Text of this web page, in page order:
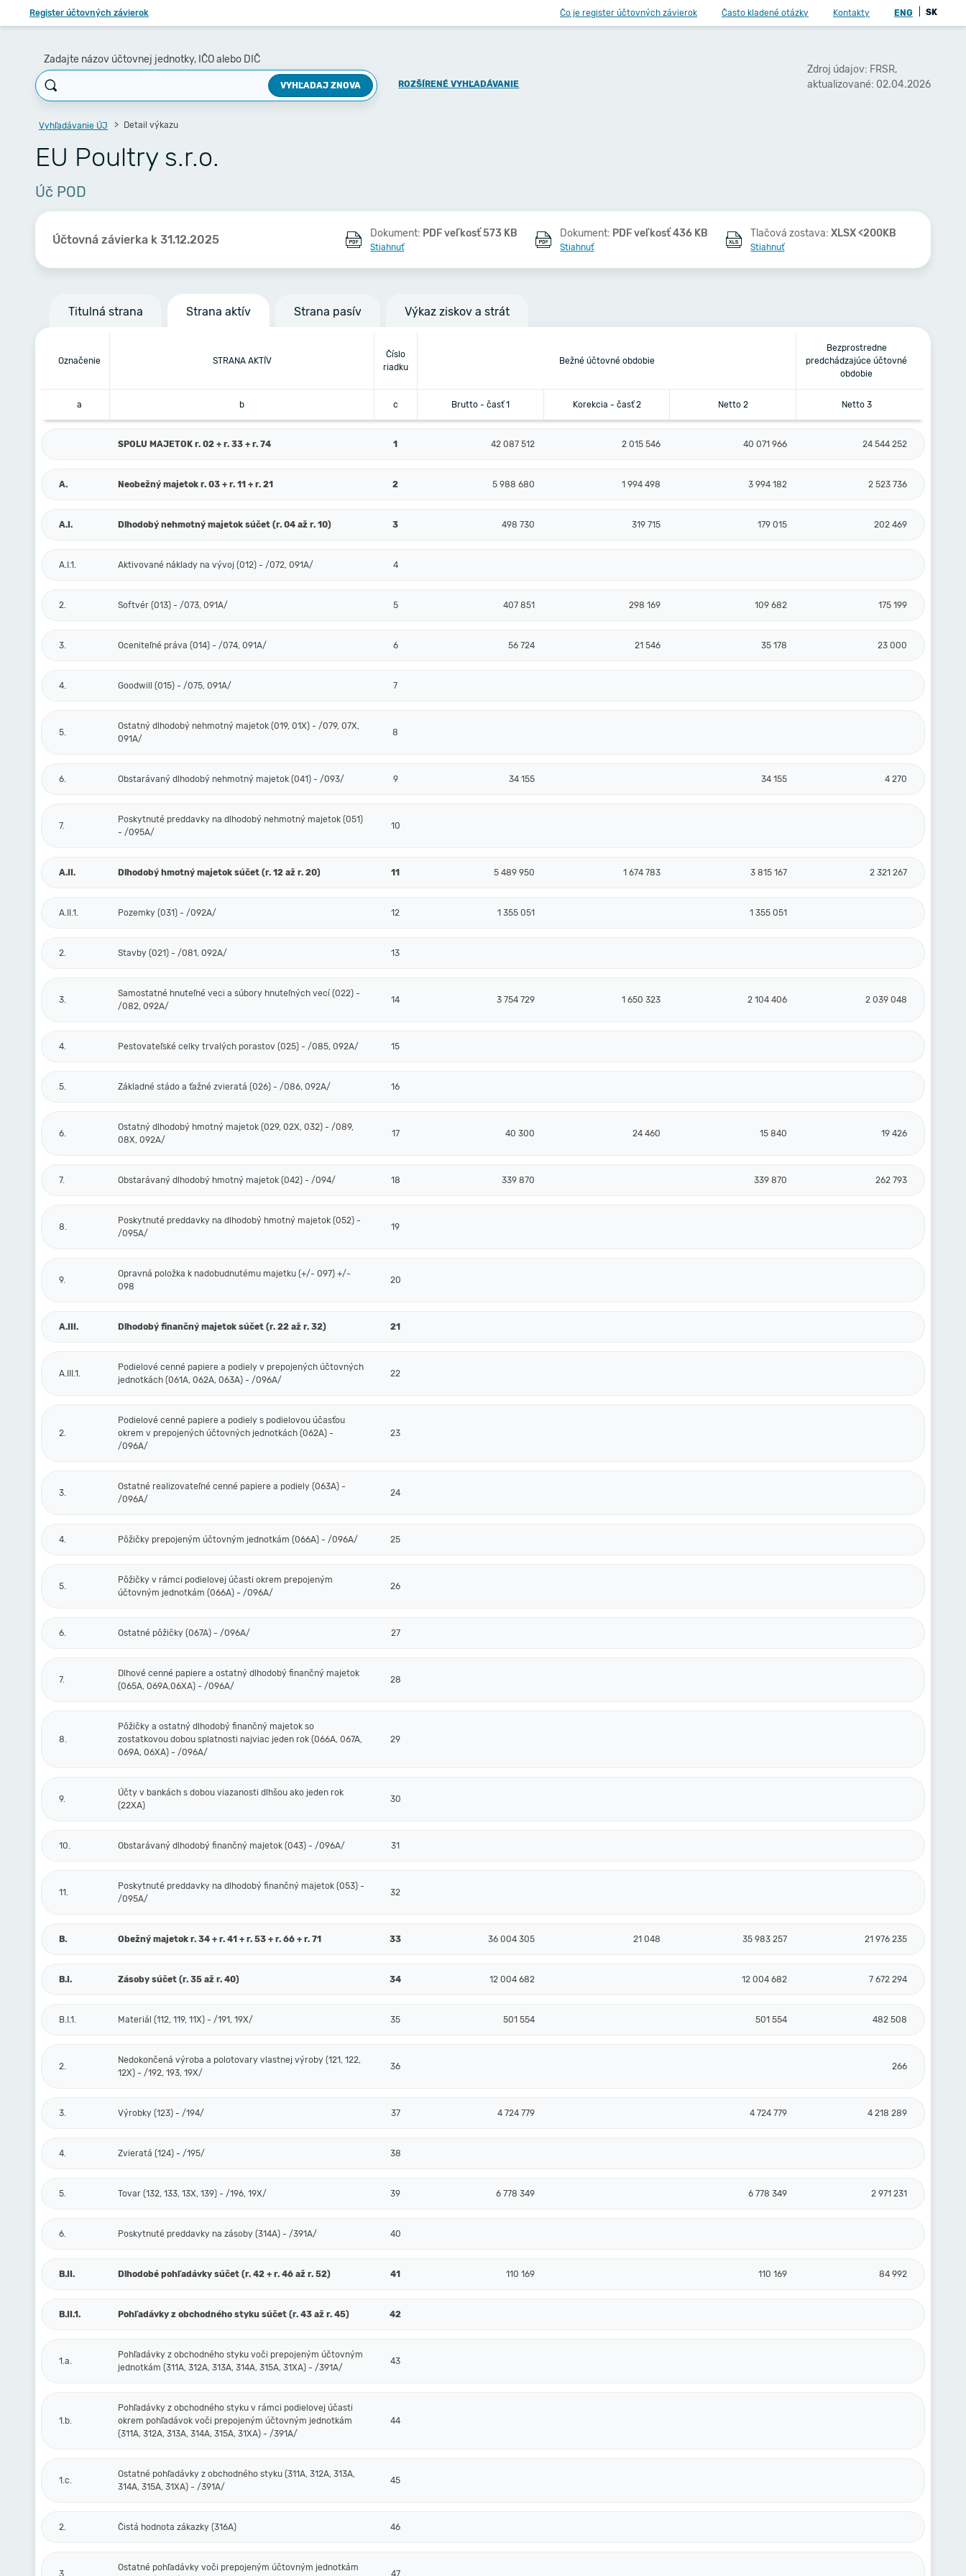
Register účtovných závierok Čo je register účtovných závierok Často kladené otázky Kontakty ENG SK
Zadajte názov účtovnej jednotky, IČO alebo DIČ
VYHĽADAJ ZNOVA ROZŠÍRENÉ VYHĽADÁVANIE
Zdroj údajov: FRSR,
aktualizované: 02.04.2026
Vyhľadávanie ÚJ Detail výkazu
EU Poultry s.r.o.
Úč POD
Účtovná závierka k 31.12.2025 Dokument: PDF veľkosť 573 KB
Stiahnuť
Dokument: PDF veľkosť 436 KB
Stiahnuť
Tlačová zostava:XLSX <200KB
Stiahnuť
Titulná strana Strana aktív Strana pasív Výkaz ziskov a strát
Označenie STRANA AKTÍV
Číslo
riadku
Bežné účtovné obdobie
Bezprostredne
predchádzajúce účtovné
obdobie
a b c Brutto - časť 1 Korekcia - časť 2 Netto 2 Netto 3
SPOLU MAJETOK r. 02 + r. 33 + r. 74 1 42 087 512 2 015 546 40 071 966 24 544 252
A. Neobežný majetok r. 03 + r. 11 + r. 21 2 5 988 680 1 994 498 3 994 182 2 523 736
A.I. Dlhodobý nehmotný majetok súčet (r. 04 až r. 10) 3 498 730 319 715 179 015 202 469
A.I.1. Aktivované náklady na vývoj (012) - /072, 091A/ 4
2. Softvér (013) - /073, 091A/ 5 407 851 298 169 109 682 175 199
3. Oceniteľné práva (014) - /074, 091A/ 6 56 724 21 546 35 178 23 000
4. Goodwill (015) - /075, 091A/ 7
5.
Ostatný dlhodobý nehmotný majetok (019, 01X) - /079, 07X,
091A/
8
6. Obstarávaný dlhodobý nehmotný majetok (041) - /093/ 9 34 155 34 155 4 270
7.
Poskytnuté preddavky na dlhodobý nehmotný majetok (051)
- /095A/
10
A.II. Dlhodobý hmotný majetok súčet (r. 12 až r. 20) 11 5 489 950 1 674 783 3 815 167 2 321 267
A.II.1. Pozemky (031) - /092A/ 12 1 355 051 1 355 051
2. Stavby (021) - /081, 092A/ 13
3.
Samostatné hnuteľné veci a súbory hnuteľných vecí (022) -
/082, 092A/
14 3 754 729 1 650 323 2 104 406 2 039 048
4. Pestovateľské celky trvalých porastov (025) - /085, 092A/ 15
5. Základné stádo a ťažné zvieratá (026) - /086, 092A/ 16
6.
Ostatný dlhodobý hmotný majetok (029, 02X, 032) - /089,
08X, 092A/
17 40 300 24 460 15 840 19 426
7. Obstarávaný dlhodobý hmotný majetok (042) - /094/ 18 339 870 339 870 262 793
8.
Poskytnuté preddavky na dlhodobý hmotný majetok (052) -
/095A/
19
9.
Opravná položka k nadobudnutému majetku (+/- 097) +/-
098
20
A.III. Dlhodobý finančný majetok súčet (r. 22 až r. 32) 21
A.III.1.
Podielové cenné papiere a podiely v prepojených účtovných
jednotkách (061A, 062A, 063A) - /096A/
22
2.
Podielové cenné papiere a podiely s podielovou účasťou
okrem v prepojených účtovných jednotkách (062A) -
/096A/
23
3.
Ostatné realizovateľné cenné papiere a podiely (063A) -
/096A/
24
4. Pôžičky prepojeným účtovným jednotkám (066A) - /096A/ 25
5.
Pôžičky v rámci podielovej účasti okrem prepojeným
účtovným jednotkám (066A) - /096A/
26
6. Ostatné pôžičky (067A) - /096A/ 27
7.
Dlhové cenné papiere a ostatný dlhodobý finančný majetok
(065A, 069A,06XA) - /096A/
28
8.
Pôžičky a ostatný dlhodobý finančný majetok so
zostatkovou dobou splatnosti najviac jeden rok (066A, 067A,
069A, 06XA) - /096A/
29
9.
Účty v bankách s dobou viazanosti dlhšou ako jeden rok
(22XA)
30
10. Obstarávaný dlhodobý finančný majetok (043) - /096A/ 31
11.
Poskytnuté preddavky na dlhodobý finančný majetok (053) -
/095A/
32
B. Obežný majetok r. 34 + r. 41 + r. 53 + r. 66 + r. 71 33 36 004 305 21 048 35 983 257 21 976 235
B.I. Zásoby súčet (r. 35 až r. 40) 34 12 004 682 12 004 682 7 672 294
B.I.1. Materiál (112, 119, 11X) - /191, 19X/ 35 501 554 501 554 482 508
2.
Nedokončená výroba a polotovary vlastnej výroby (121, 122,
12X) - /192, 193, 19X/
36 266
3. Výrobky (123) - /194/ 37 4 724 779 4 724 779 4 218 289
4. Zvieratá (124) - /195/ 38
5. Tovar (132, 133, 13X, 139) - /196, 19X/ 39 6 778 349 6 778 349 2 971 231
6. Poskytnuté preddavky na zásoby (314A) - /391A/ 40
B.II. Dlhodobé pohľadávky súčet (r. 42 + r. 46 až r. 52) 41 110 169 110 169 84 992
B.II.1. Pohľadávky z obchodného styku súčet (r. 43 až r. 45) 42
1.a.
Pohľadávky z obchodného styku voči prepojeným účtovným
jednotkám (311A, 312A, 313A, 314A, 315A, 31XA) - /391A/
43
1.b.
Pohľadávky z obchodného styku v rámci podielovej účasti
okrem pohľadávok voči prepojeným účtovným jednotkám
(311A, 312A, 313A, 314A, 315A, 31XA) - /391A/
44
1.c.
Ostatné pohľadávky z obchodného styku (311A, 312A, 313A,
314A, 315A, 31XA) - /391A/
45
2. Čistá hodnota zákazky (316A) 46
3.
Ostatné pohľadávky voči prepojeným účtovným jednotkám
47